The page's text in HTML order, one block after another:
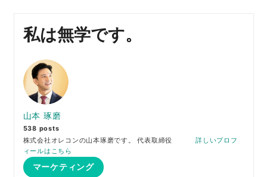
私は無学です。
山本 琢磨
538 posts
株式会社オレコンの山本琢磨です。 代表取締役 詳しいプロフ
ィールはこちら
マーケティング